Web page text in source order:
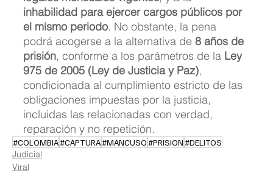
inhabilidad para ejercer cargos públicos por
el mismo periodo. No obstante, la pena
podrá acogerse a la alternativa de 8 años de
prisión, conforme a los parámetros de la Ley
975 de 2005 (Ley de Justicia y Paz),
condicionada al cumplimiento estricto de las
obligaciones impuestas por la justicia,
incluidas las relacionadas con verdad,
reparación y no repetición.
#COLOMBIA#CAPTURA#MANCUSO#PRISION#DELITOS
Judicial
Viral